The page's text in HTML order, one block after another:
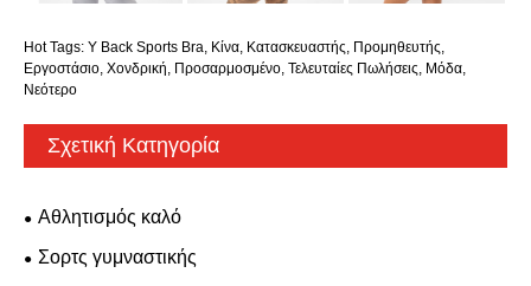
Hot Tags: Y Back Sports Bra, Κίνα, Κατασκευαστής, Προμηθευτής,
Εργοστάσιο, Χονδρική, Προσαρμοσμένο, Τελευταίες Πωλήσεις, Μόδα,
Νεότερο
Σχετική Κατηγορία
Αθλητισμός καλό
Σορτς γυμναστικής